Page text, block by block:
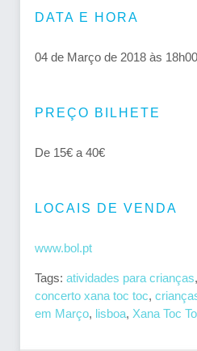
DATA E HORA
04 de Março de 2018 às 18h00
PREÇO BILHETE
De 15€ a 40€
LOCAIS DE VENDA
www.bol.pt
Tags: atividades para crianças,
concerto xana toc toc,
em Março, lisboa, Xana Toc